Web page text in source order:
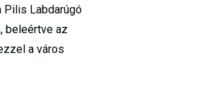
Pilis Labdarúgó
beleértve az
a város